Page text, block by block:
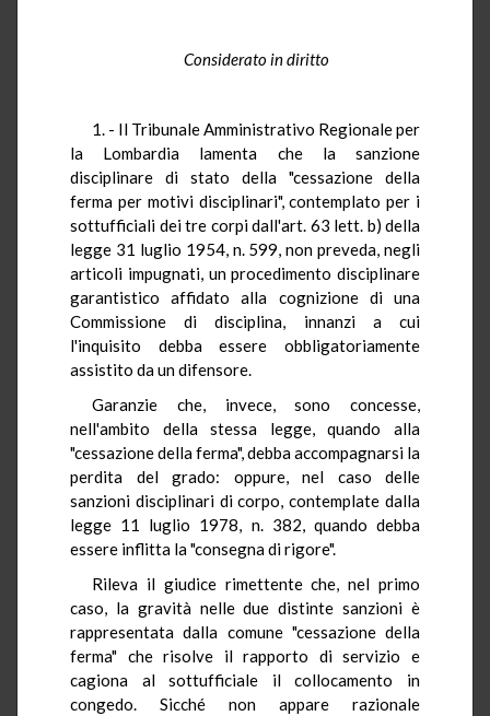
Considerato in diritto
1. - Il Tribunale Amministrativo Regionale per
la Lombardia lamenta che la sanzione
disciplinare di stato della "cessazione della
ferma per motivi disciplinari", contemplato per i
sottufficiali dei tre corpi dall'art. 63 lett. b) della
legge 31 luglio 1954, n. 599, non preveda, negli
articoli impugnati, un procedimento disciplinare
garantistico affidato alla cognizione di una
Commissione di disciplina, innanzi a cui
l'inquisito debba essere obbligatoriamente
assistito da un difensore.
Garanzie che, invece, sono concesse,
nell'ambito della stessa legge, quando alla
"cessazione della ferma", debba accompagnarsi la
perdita del grado: oppure, nel caso delle
sanzioni disciplinari di corpo, contemplate dalla
legge 11 luglio 1978, n. 382, quando debba
essere inflitta la "consegna di rigore".
Rileva il giudice rimettente che, nel primo
caso, la gravità nelle due distinte sanzioni è
rappresentata dalla comune "cessazione della
ferma" che risolve il rapporto di servizio e
cagiona al sottufficiale il collocamento in
congedo. Sicché non appare razionale